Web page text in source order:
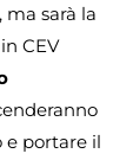
sarà la
CEV
e portare il